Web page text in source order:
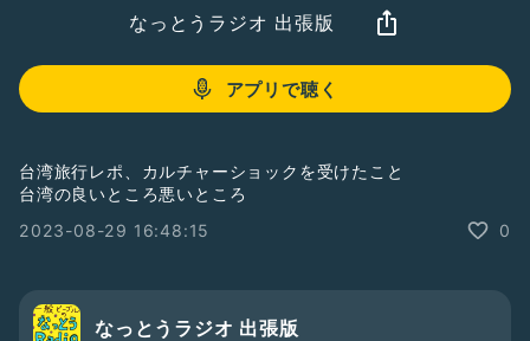
なっとうラジオ 出張版
アプリで聴く
台湾旅行レポ、カルチャーショックを受けたこと
台湾の良いところ悪いところ
2023-08-29 16:48:15
0
なっとうラジオ 出張版